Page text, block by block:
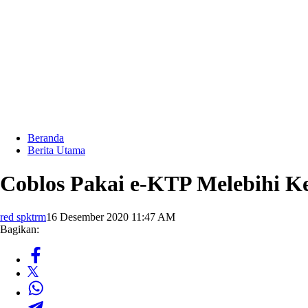
Beranda
Berita Utama
Coblos Pakai e-KTP Melebihi
red spktrm16 Desember 2020 11:47 AM
Bagikan: